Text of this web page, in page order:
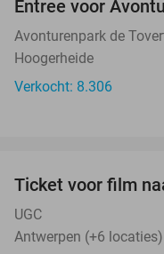
Entree voor
Avonturenpark de
Hoogerheide
Verkocht: 8.306
Ticket voor film
UGC
Antwerpen (+6 locaties)